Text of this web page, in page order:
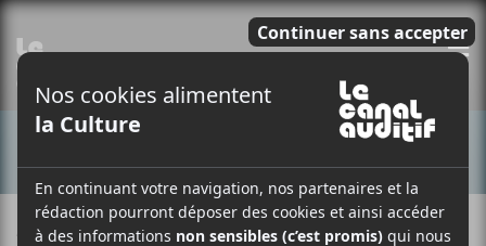
4 AVRIL 2018